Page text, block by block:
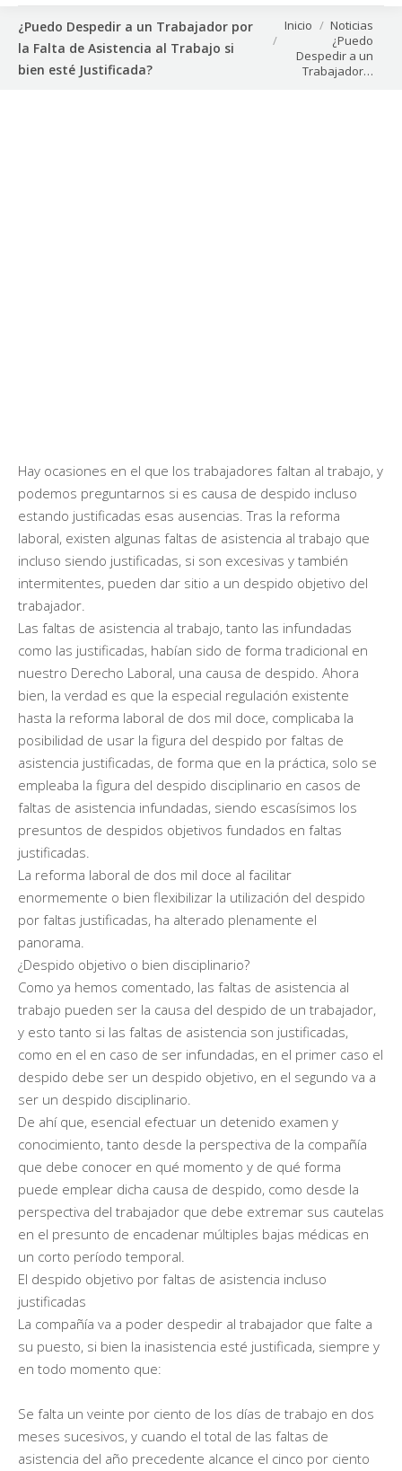
¿Puedo Despedir a un Trabajador por
la Falta de Asistencia al Trabajo si
bien esté Justificada?
Estás aquí:
Inicio
Noticias
¿Puedo
Despedir a un
Trabajador…
Hay ocasiones en el que los trabajadores faltan al trabajo, y
podemos preguntarnos si es causa de despido incluso
estando justificadas esas ausencias. Tras la reforma
laboral, existen algunas faltas de asistencia al trabajo que
incluso siendo justificadas, si son excesivas y también
intermitentes, pueden dar sitio a un despido objetivo del
trabajador.
Las faltas de asistencia al trabajo, tanto las infundadas
como las justificadas, habían sido de forma tradicional en
nuestro Derecho Laboral, una causa de despido. Ahora
bien, la verdad es que la especial regulación existente
hasta la reforma laboral de dos mil doce, complicaba la
posibilidad de usar la figura del despido por faltas de
asistencia justificadas, de forma que en la práctica, solo se
empleaba la figura del despido disciplinario en casos de
faltas de asistencia infundadas, siendo escasísimos los
presuntos de despidos objetivos fundados en faltas
justificadas.
La reforma laboral de dos mil doce al facilitar
enormemente o bien flexibilizar la utilización del despido
por faltas justificadas, ha alterado plenamente el
panorama.
¿Despido objetivo o bien disciplinario?
Como ya hemos comentado, las faltas de asistencia al
trabajo pueden ser la causa del despido de un trabajador,
y esto tanto si las faltas de asistencia son justificadas,
como en el en caso de ser infundadas, en el primer caso el
despido debe ser un despido objetivo, en el segundo va a
ser un despido disciplinario.
De ahí que, esencial efectuar un detenido examen y
conocimiento, tanto desde la perspectiva de la compañía
que debe conocer en qué momento y de qué forma
puede emplear dicha causa de despido, como desde la
perspectiva del trabajador que debe extremar sus cautelas
en el presunto de encadenar múltiples bajas médicas en
un corto período temporal.
El despido objetivo por faltas de asistencia incluso
justificadas
La compañía va a poder despedir al trabajador que falte a
su puesto, si bien la inasistencia esté justificada, siempre y
en todo momento que:
Se falta un veinte por ciento de los días de trabajo en dos
meses sucesivos, y cuando el total de las faltas de
asistencia del año precedente alcance el cinco por ciento